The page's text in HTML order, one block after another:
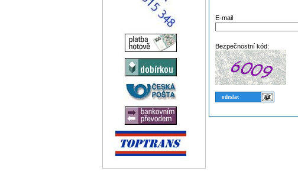
E-mail
Bezpečnostní kód: